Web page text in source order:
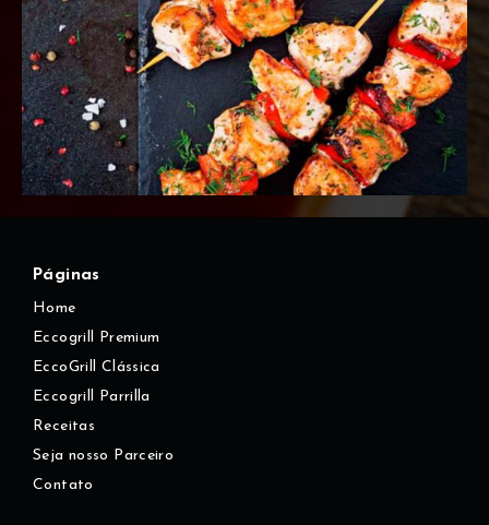
Páginas
Home
Eccogrill Premium
EccoGrill Clássica
Eccogrill Parrilla
Receitas
Seja nosso Parceiro
Contato